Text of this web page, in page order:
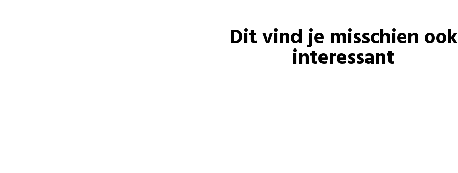
Dit vind je misschien ook
interessant